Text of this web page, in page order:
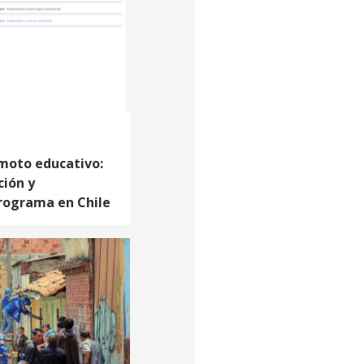
educativo:
y
en Chile